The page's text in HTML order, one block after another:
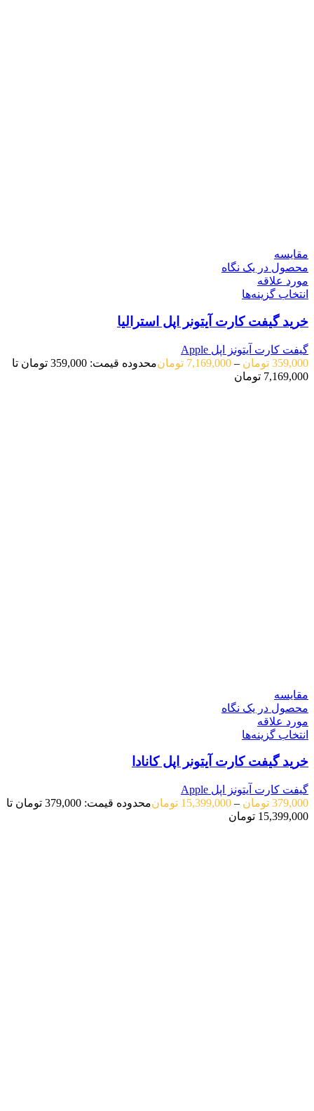
مقایسه
محصول در یک نگاه
مورد علاقه
انتخاب گزینه‌ها
خرید گیفت کارت آیتونر اپل استرالیا
گیفت کارت آیتونز اپل Apple
359,000 تومان –
7,169,000 تومان
محدوده قیمت: 359,000 تومان تا
7,169,000 تومان
مقایسه
محصول در یک نگاه
مورد علاقه
انتخاب گزینه‌ها
خرید گیفت کارت آیتونر اپل کانادا
گیفت کارت آیتونز اپل Apple
379,000 تومان –
15,399,000 تومان
محدوده قیمت: 379,000 تومان تا
15,399,000 تومان